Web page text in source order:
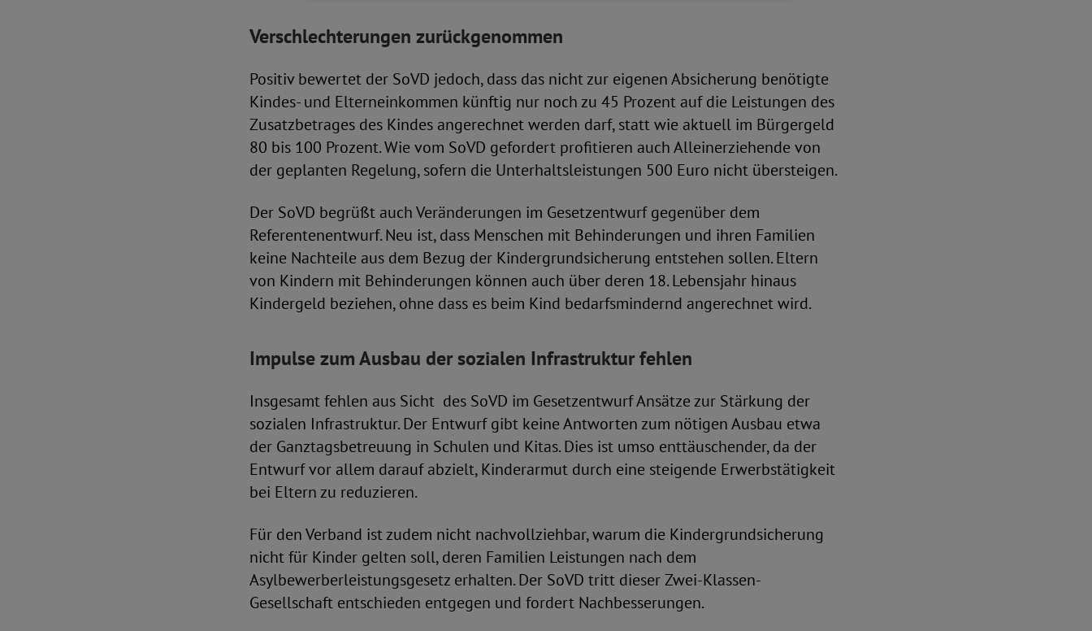
Verschlechterungen zurückgenommen
Positiv bewertet der SoVD jedoch, dass das nicht zur eigenen Absicherung benötigte
Kindes- und Elterneinkommen künftig nur noch zu 45 Prozent auf die Leistungen des
Zusatzbetrages des Kindes angerechnet werden darf, statt wie aktuell im Bürgergeld
80 bis 100 Prozent. Wie vom SoVD gefordert profitieren auch Alleinerziehende von
der geplanten Regelung, sofern die Unterhaltsleistungen 500 Euro nicht übersteigen.
Der SoVD begrüßt auch Veränderungen im Gesetzentwurf gegenüber dem
Referentenentwurf. Neu ist, dass Menschen mit Behinderungen und ihren Familien
keine Nachteile aus dem Bezug der Kindergrundsicherung entstehen sollen. Eltern
von Kindern mit Behinderungen können auch über deren 18. Lebensjahr hinaus
Kindergeld beziehen, ohne dass es beim Kind bedarfsmindernd angerechnet wird.
Impulse zum Ausbau der sozialen Infrastruktur fehlen
Insgesamt fehlen aus Sicht des SoVD im Gesetzentwurf Ansätze zur Stärkung der
sozialen Infrastruktur. Der Entwurf gibt keine Antworten zum nötigen Ausbau etwa
der Ganztagsbetreuung in Schulen und Kitas. Dies ist umso enttäuschender, da der
Entwurf vor allem darauf abzielt, Kinderarmut durch eine steigende Erwerbstätigkeit
bei Eltern zu reduzieren.
Für den Verband ist zudem nicht nachvollziehbar, warum die Kindergrundsicherung
nicht für Kinder gelten soll, deren Familien Leistungen nach dem
Asylbewerberleistungsgesetz erhalten. Der SoVD tritt dieser Zwei-Klassen-
Gesellschaft entschieden entgegen und fordert Nachbesserungen.